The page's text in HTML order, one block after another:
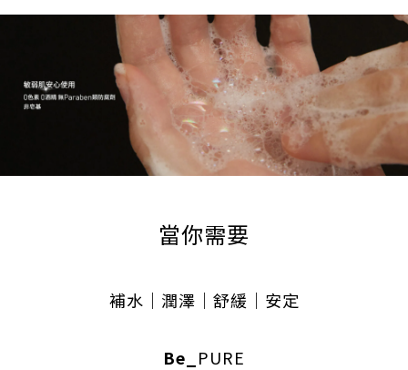
當你需要
補水｜潤澤 ｜舒緩 ｜安定
Be_ PURE